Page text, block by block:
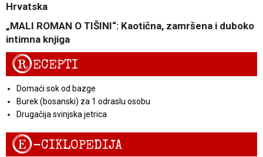
Hrvatska
„MALI ROMAN O TIŠINI“: Kaotična, zamršena i duboko
intimna knjiga
RECEPTI
Domaći sok od bazge
Burek (bosanski) za 1 odraslu osobu
Drugačija svinjska jetrica
E-CIKLOPEDIJA